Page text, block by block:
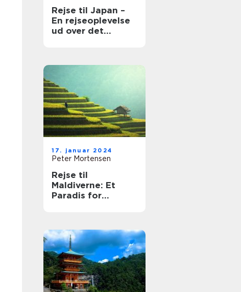
Rejse til Japan –
En rejseoplevelse
ud over det
17. januar 2024
Peter Mortensen
Rejse til
Maldiverne: Et
Paradis for